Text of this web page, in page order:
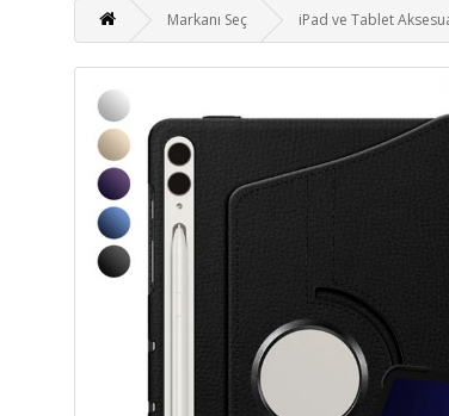
Markanı Seç iPad ve Tablet